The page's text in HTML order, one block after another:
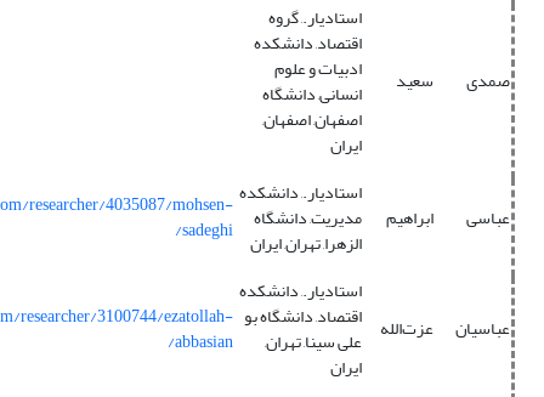
صمدی سعید
استادیار., گروه
اقتصاد, دانشکده
ادبیات و علوم
انسانی, دانشگاه
اصفهان, اصفهان,
ایران
عباسی ابراهیم
استادیار., دانشکده
مدیریت, دانشگاه
الزهرا, تهران, ایران
researcher/4035087/mohsen-
sadeghi/
عباسیان عزت‌الله
استادیار., دانشکده
اقتصاد, دانشگاه بو
علی سینا, تهران,
ایران
researcher/3100744/ezatollah-
abbasian/